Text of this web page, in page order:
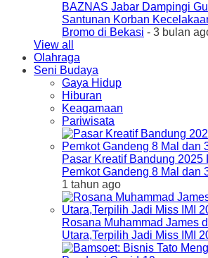
BAZNAS Jabar Dampingi
Santunan Korban
Bromo di Bekasi - 3 bulan
View all
Olahraga
Seni Budaya
Gaya Hidup
Hiburan
Keagamaan
Pariwisata
Pasar Kreatif Bandung 2025
Pemkot Gandeng 8 Mal dan
1 tahun ago
Rosana Muhammad James
Utara,Terpilih Jadi Miss IMI